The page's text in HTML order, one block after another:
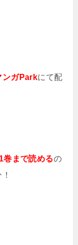
ンガParkにて配
巻まで読めるの